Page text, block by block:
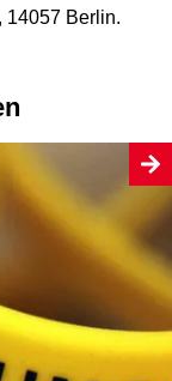
14057 Berlin.